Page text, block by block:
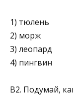
1) тюлень
2) морж
3) леопард
4) пингвин
В2. Подумай,